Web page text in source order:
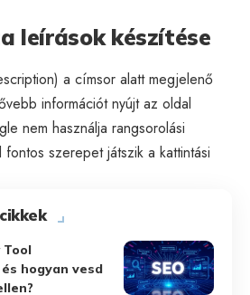
leírások készítése
a címsor alatt megjelenő
információt nyújt az oldal
nem használja rangsorolási
szerepet játszik a kattintási
Tool
hogyan vesd